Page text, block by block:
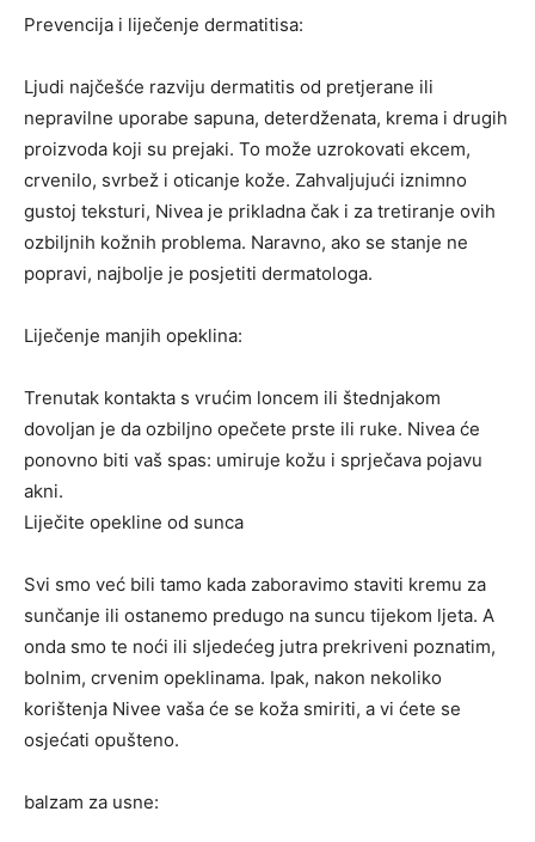
Prevencija i liječenje dermatitisa:
Ljudi najčešće razviju dermatitis od pretjerane ili
nepravilne uporabe sapuna, deterdženata, krema i drugih
proizvoda koji su prejaki. To može uzrokovati ekcem,
crvenilo, svrbež i oticanje kože. Zahvaljujući iznimno
gustoj teksturi, Nivea je prikladna čak i za tretiranje ovih
ozbiljnih kožnih problema. Naravno, ako se stanje ne
popravi, najbolje je posjetiti dermatologa.
Liječenje manjih opeklina:
Trenutak kontakta s vrućim loncem ili štednjakom
dovoljan je da ozbiljno opečete prste ili ruke. Nivea će
ponovno biti vaš spas: umiruje kožu i sprječava pojavu
akni.
Liječite opekline od sunca
Svi smo već bili tamo kada zaboravimo staviti kremu za
sunčanje ili ostanemo predugo na suncu tijekom ljeta. A
onda smo te noći ili sljedećeg jutra prekriveni poznatim,
bolnim, crvenim opeklinama. Ipak, nakon nekoliko
korištenja Nivee vaša će se koža smiriti, a vi ćete se
osjećati opušteno.
balzam za usne: